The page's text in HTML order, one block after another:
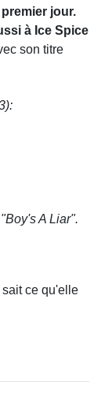
jour.
à Ice Spice
son titre
A Liar".
ce qu'elle